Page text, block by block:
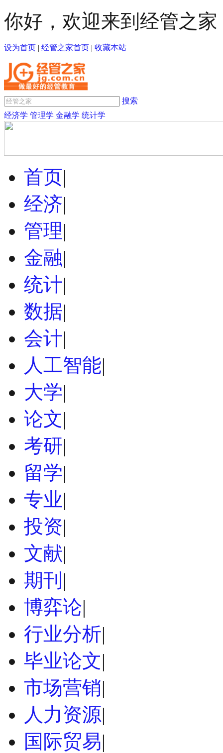
你好，欢迎来到经管之家
设为首页 | 经管之家首页 | 收藏本站
搜索
经济学 管理学 金融学 统计学
首页|
经济|
管理|
金融|
统计|
数据|
会计|
人工智能|
大学|
论文|
考研|
留学|
专业|
投资|
文献|
期刊 |
博弈论|
行业分析|
毕业论文|
市场营销|
人力资源|
国际贸易|